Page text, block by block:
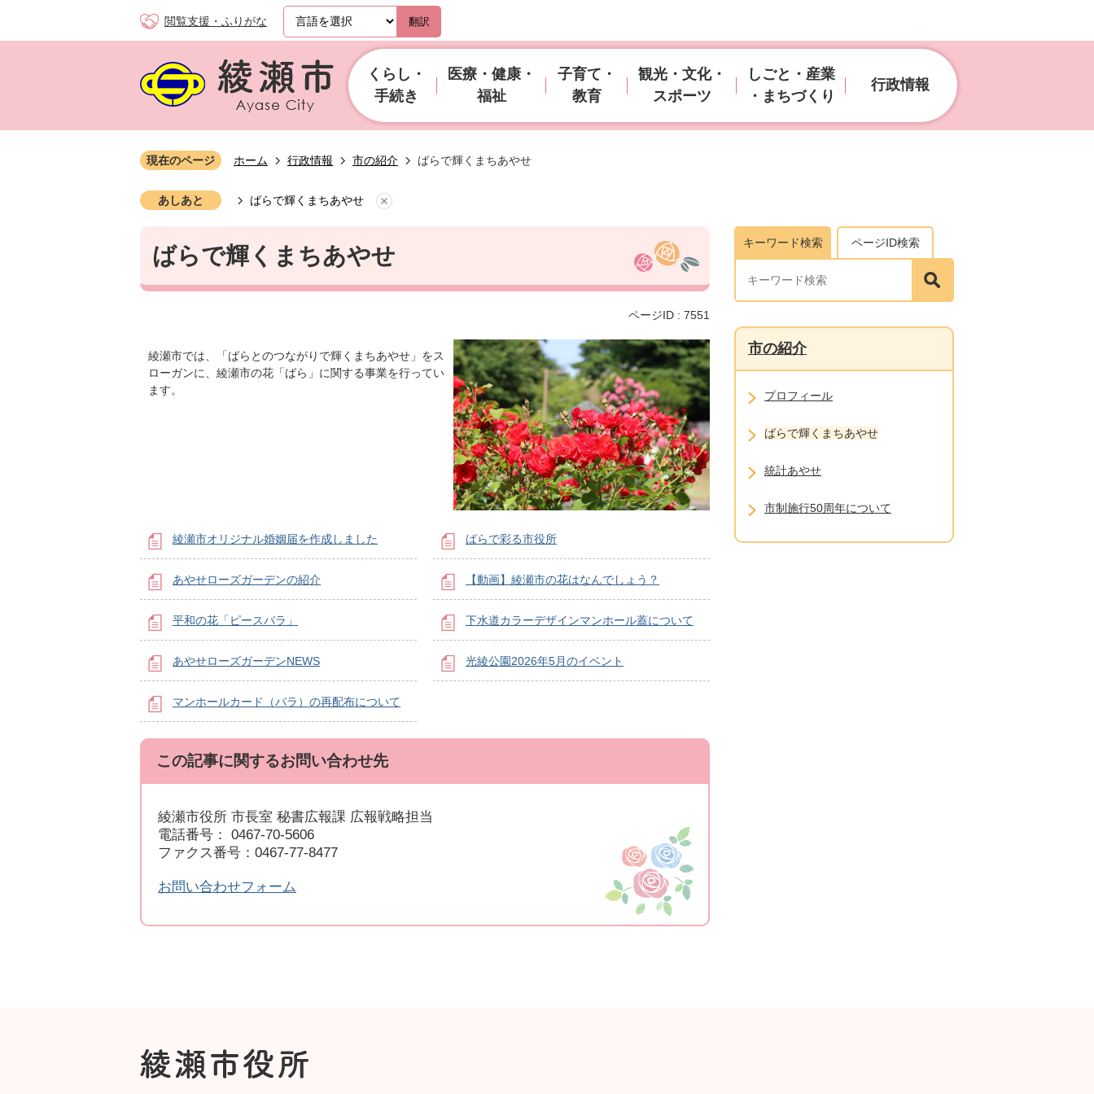
閲覧支援・ふりがな 翻訳
くらし・
手続き
医療・健康・
福祉
子育て・
教育
観光・文化・
スポーツ
しごと・産業
・まちづくり
行政情報
現在のページ ホーム 行政情報 市の紹介 ばらで輝くまちあやせ
あしあと ばらで輝くまちあやせ
ばらで輝くまちあやせ
ページID : 7551
綾瀬市では、「ばらとのつながりで輝くまちあやせ」をス
ローガンに、綾瀬市の花「ばら」に関する事業を行ってい
ます。
綾瀬市オリジナル婚姻届を作成しました ばらで彩る市役所
あやせローズガーデンの紹介 【動画】綾瀬市の花はなんでしょう？
平和の花「ピースバラ」 下水道カラーデザインマンホール蓋について
あやせローズガーデンNEWS 光綾公園2026年5月のイベント
マンホールカード（バラ）の再配布について
この記事に関するお問い合わせ先
綾瀬市役所 市長室 秘書広報課 広報戦略担当
電話番号： 0467-70-5606
ファクス番号：0467-77-8477
お問い合わせフォーム
キーワード検索 ページID検索
市の紹介
プロフィール
ばらで輝くまちあやせ
統計あやせ
市制施行50周年について